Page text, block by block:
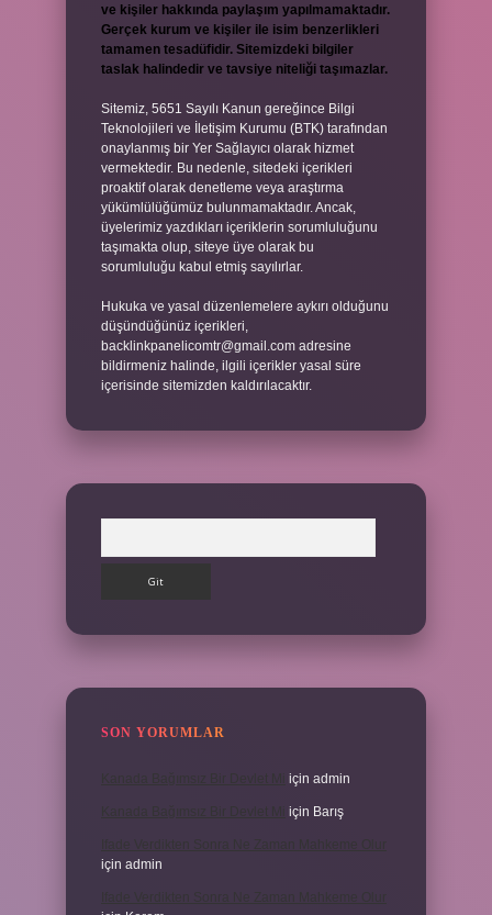
ve kişiler hakkında paylaşım yapılmamaktadır.
Gerçek kurum ve kişiler ile isim benzerlikleri
tamamen tesadüfidir. Sitemizdeki bilgiler
taslak halindedir ve tavsiye niteliği taşımazlar.
Sitemiz, 5651 Sayılı Kanun gereğince Bilgi
Teknolojileri ve İletişim Kurumu (BTK) tarafından
onaylanmış bir Yer Sağlayıcı olarak hizmet
vermektedir. Bu nedenle, sitedeki içerikleri
proaktif olarak denetleme veya araştırma
yükümlülüğümüz bulunmamaktadır. Ancak,
üyelerimiz yazdıkları içeriklerin sorumluluğunu
taşımakta olup, siteye üye olarak bu
sorumluluğu kabul etmiş sayılırlar.
Hukuka ve yasal düzenlemelere aykırı olduğunu
düşündüğünüz içerikleri,
backlinkpanelicomtr@gmail.com adresine
bildirmeniz halinde, ilgili içerikler yasal süre
içerisinde sitemizden kaldırılacaktır.
SON YORUMLAR
için admin
için Barış
için admin